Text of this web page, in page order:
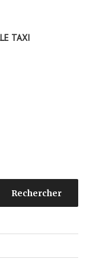
TAXI
Rechercher